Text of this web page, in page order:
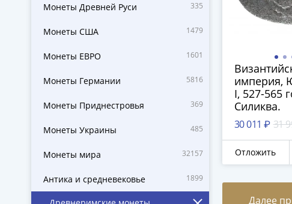
Монеты Древней Руси 335
Монеты США 1479
Монеты ЕВРО 1601
Монеты Германии 5816
Монеты Приднестровья 369
Монеты Украины 485
Монеты мира 32157
Антика и средневековье 1899
империя,
I, 527-565
Силиква.
30 011 ₽ 31
Отложить
Далее